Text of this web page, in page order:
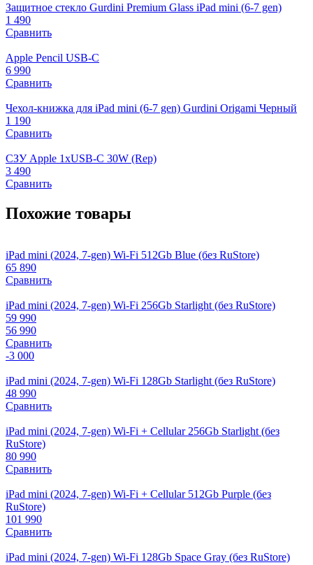
Защитное стекло Gurdini Premium Glass iPad mini (6-7 gen)
1 490
Сравнить
Apple Pencil USB-C
6 990
Сравнить
Чехол-книжка для iPad mini (6-7 gen) Gurdini Origami Черный
1 190
Сравнить
СЗУ Apple 1xUSB-C 30W (Rep)
3 490
Сравнить
Похожие товары
iPad mini (2024, 7-gen) Wi-Fi 512Gb Blue (без RuStore)
65 890
Сравнить
iPad mini (2024, 7-gen) Wi-Fi 256Gb Starlight (без RuStore)
59 990
56 990
Сравнить
-3 000
iPad mini (2024, 7-gen) Wi-Fi 128Gb Starlight (без RuStore)
48 990
Сравнить
iPad mini (2024, 7-gen) Wi-Fi + Cellular 256Gb Starlight (без
RuStore)
80 990
Сравнить
iPad mini (2024, 7-gen) Wi-Fi + Cellular 512Gb Purple (без
RuStore)
101 990
Сравнить
iPad mini (2024, 7-gen) Wi-Fi 128Gb Space Gray (без RuStore)